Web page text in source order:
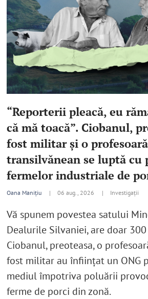
“Reporterii pleacă, eu
că mă toacă”. Ciobanul,
fost militar şi o
transilvănean se luptă cu
fermelor industriale de
Oana Manițiu | 06 aug., 2026 | Investigații
Vă spunem povestea satului
Dealurile Silvaniei, are doar
Ciobanul, preoteasa, o
fost militar au înfiinţat un ONG
mediul împotriva poluării
ferme de porci din zonă.